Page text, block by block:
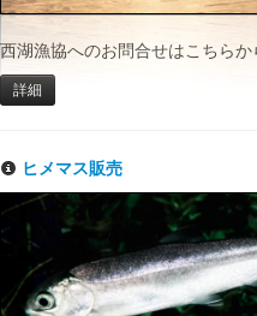
西湖漁協へのお問合せはこちらか
詳細
ヒメマス販売